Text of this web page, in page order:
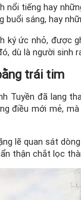
nổi tiếng hay
sáng, hay
ký ức nhỏ, được
dù là người sinh
trái tim
Tuyền đã lang
điều mới mẻ,
lẽ quan sát
thận chắt lọc